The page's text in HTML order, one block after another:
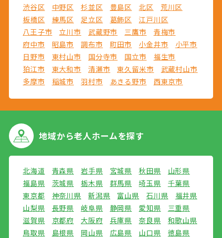
渋谷区
中野区 杉並区 豊島区 北区
荒川区
板橋区
練馬区 足立区 葛飾区
江戸川区
八王子市
立川市 武蔵野市 三鷹市
青梅市
府中市
昭島市 調布市 町田市 小金井市
小平市
日野市
東村山市 国分寺市 国立市
福生市
狛江市
東大和市 清瀬市 東久留米市
武蔵村山市
多摩市
稲城市 羽村市 あきる野市 西東京市
地域から老人ホームを探す
北海道 青森県 岩手県 宮城県 秋田県
山形県
福島県
茨城県 栃木県 群馬県 埼玉県
千葉県
東京都
神奈川県 新潟県 富山県 石川県
福井県
山梨県
長野県 岐阜県 静岡県 愛知県
三重県
滋賀県
京都府 大阪府 兵庫県 奈良県
和歌山県
鳥取県
島根県 岡山県 広島県 山口県
徳島県